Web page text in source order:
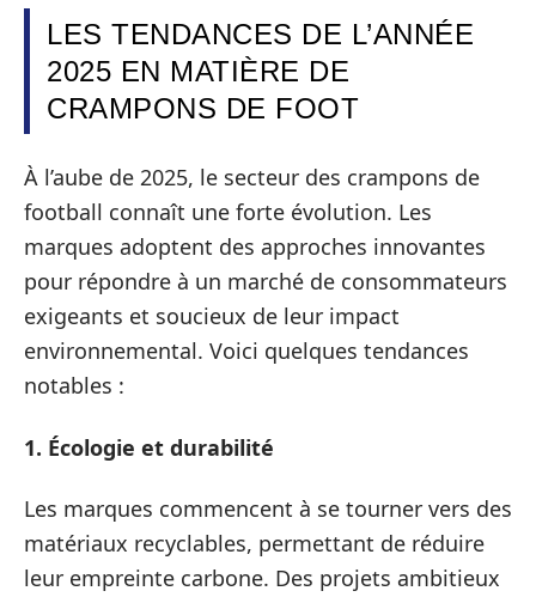
LES TENDANCES DE L’ANNÉE
2025 EN MATIÈRE DE
CRAMPONS DE FOOT
À l’aube de 2025, le secteur des crampons de
football connaît une forte évolution. Les
marques adoptent des approches innovantes
pour répondre à un marché de consommateurs
exigeants et soucieux de leur impact
environnemental. Voici quelques tendances
notables :
1. Écologie et durabilité
Les marques commencent à se tourner vers des
matériaux recyclables, permettant de réduire
leur empreinte carbone. Des projets ambitieux